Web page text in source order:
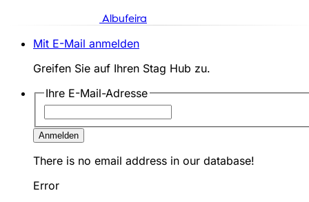
Albufeira
Mit E-Mail anmelden
Greifen Sie auf Ihren Stag Hub zu.
Ihre E-Mail-Adresse
Anmelden
There is no email address in our database!
Error